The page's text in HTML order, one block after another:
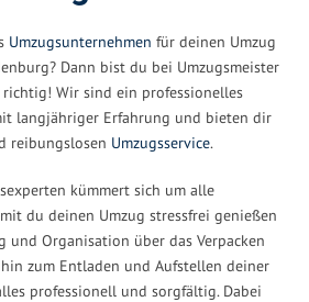
Umzugsunternehmen für deinen Umzug
Dann bist du bei Umzugsmeister
Wir sind ein professionelles
langjähriger Erfahrung und bieten dir
reibungslosen Umzugsservice.
kümmert sich um alle
du deinen Umzug stressfrei genießen
und Organisation über das Verpacken
zum Entladen und Aufstellen deiner
professionell und sorgfältig. Dabei